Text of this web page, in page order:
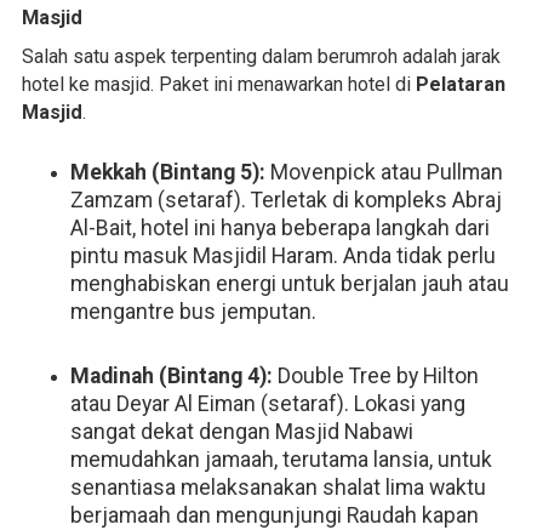
Masjid
Salah satu aspek terpenting dalam berumroh adalah jarak
hotel ke masjid. Paket ini menawarkan hotel di Pelataran
Masjid.
Mekkah (Bintang 5): Movenpick atau Pullman
Zamzam (setaraf). Terletak di kompleks Abraj
Al-Bait, hotel ini hanya beberapa langkah dari
pintu masuk Masjidil Haram. Anda tidak perlu
menghabiskan energi untuk berjalan jauh atau
mengantre bus jemputan.
Madinah (Bintang 4): Double Tree by Hilton
atau Deyar Al Eiman (setaraf). Lokasi yang
sangat dekat dengan Masjid Nabawi
memudahkan jamaah, terutama lansia, untuk
senantiasa melaksanakan shalat lima waktu
berjamaah dan mengunjungi Raudah kapan